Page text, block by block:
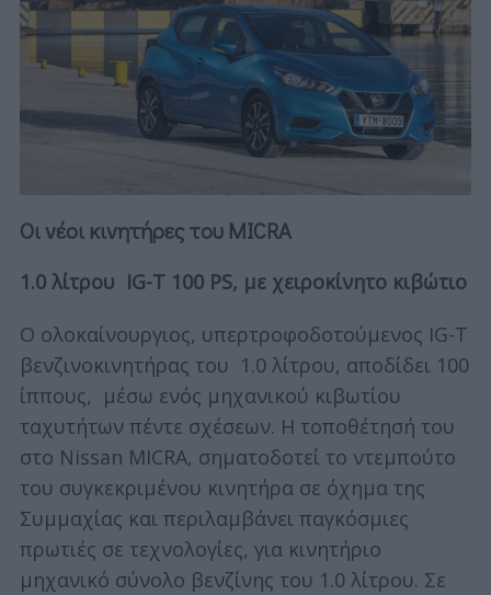
Οι νέοι κινητήρες του MICRA
1.0 λίτρου IG-T 100 PS, με χειροκίνητο κιβώτιο
Ο ολοκαίνουργιος, υπερτροφοδοτούμενος IG-T
βενζινοκινητήρας του 1.0 λίτρου, αποδίδει 100
ίππους, μέσω ενός μηχανικού κιβωτίου
ταχυτήτων πέντε σχέσεων. Η τοποθέτησή του
στο Nissan MICRA, σηματοδοτεί το ντεμπούτο
του συγκεκριμένου κινητήρα σε όχημα της
Συμμαχίας και περιλαμβάνει παγκόσμιες
πρωτιές σε τεχνολογίες, για κινητήριο
μηχανικό σύνολο βενζίνης του 1.0 λίτρου. Σε